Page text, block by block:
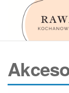
Przejdź